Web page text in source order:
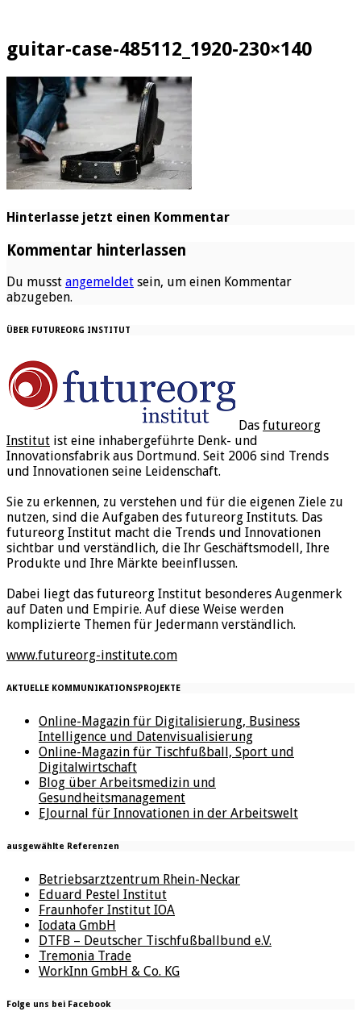
guitar-case-485112_1920-230×140
Hinterlasse jetzt einen Kommentar
Kommentar hinterlassen
Du musst angemeldet sein, um einen Kommentar
abzugeben.
ÜBER FUTUREORG INSTITUT
Das futureorg
Institut ist eine inhabergeführte Denk- und
Innovationsfabrik aus Dortmund. Seit 2006 sind Trends
und Innovationen seine Leidenschaft.
Sie zu erkennen, zu verstehen und für die eigenen Ziele zu
nutzen, sind die Aufgaben des futureorg Instituts. Das
futureorg Institut macht die Trends und Innovationen
sichtbar und verständlich, die Ihr Geschäftsmodell, Ihre
Produkte und Ihre Märkte beeinflussen.
Dabei liegt das futureorg Institut besonderes Augenmerk
auf Daten und Empirie. Auf diese Weise werden
komplizierte Themen für Jedermann verständlich.
www.futureorg-institute.com
AKTUELLE KOMMUNIKATIONSPROJEKTE
Online-Magazin für Digitalisierung, Business
Intelligence und Datenvisualisierung
Online-Magazin für Tischfußball, Sport und
Digitalwirtschaft
Blog über Arbeitsmedizin und
Gesundheitsmanagement
EJournal für Innovationen in der Arbeitswelt
ausgewählte Referenzen
Betriebsarztzentrum Rhein-Neckar
Eduard Pestel Institut
Fraunhofer Institut IOA
Iodata GmbH
DTFB – Deutscher Tischfußballbund e.V.
Tremonia Trade
WorkInn GmbH & Co. KG
Folge uns bei Facebook